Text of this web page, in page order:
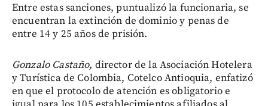
Entre estas sanciones, puntualizó la funcionaria, se
encuentran la extinción de dominio y penas de
entre 14 y 25 años de prisión.
Gonzalo Castaño, director de la Asociación Hotelera
y Turística de Colombia, Cotelco Antioquia, enfatizó
en que el protocolo de atención es obligatorio e